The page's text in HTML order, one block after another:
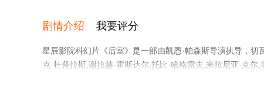
剧情介绍 我要评分
星辰影院科幻片《后室》是一部由凯恩·帕森斯导演执导，切
克·杜普拉斯,谢拉赫·霍斯达尔,托比·哈格雷夫,米拉尼亚·克
未删减完整版电影大全就上星辰电影院，更多剧情信息可移